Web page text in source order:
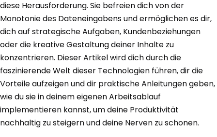
diese Herausforderung. Sie befreien dich von der
Monotonie des Dateneingabens und ermöglichen es dir,
dich auf strategische Aufgaben, Kundenbeziehungen
oder die kreative Gestaltung deiner Inhalte zu
konzentrieren. Dieser Artikel wird dich durch die
faszinierende Welt dieser Technologien führen, dir die
Vorteile aufzeigen und dir praktische Anleitungen geben,
wie du sie in deinem eigenen Arbeitsablauf
implementieren kannst, um deine Produktivität
nachhaltig zu steigern und deine Nerven zu schonen.